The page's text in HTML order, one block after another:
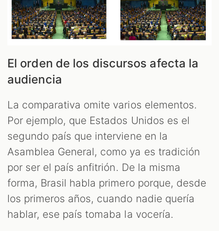
El orden de los discursos afecta la
audiencia
La comparativa omite varios elementos.
Por ejemplo, que Estados Unidos es el
segundo país que interviene en la
Asamblea General, como ya es tradición
por ser el país anfitrión. De la misma
forma, Brasil habla primero porque, desde
los primeros años, cuando nadie quería
hablar, ese país tomaba la vocería.